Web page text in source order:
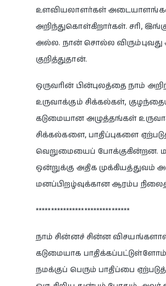
உளவியலாளர்கள்
அறிந்துகொள்கிறார்கள். சரி,
அல்ல. நான் சொல்ல
குறித்துதான்.
ஒருவரின் பின்புலத்தை நாம்
உருவாக்கும் சிக்கல்கள்,
கடுமையான அழுத்தங்கள்
சிக்கல்களை, பாதிப்புகளை
வெறுமையைப் போக்குகின்றன.
ஒன்றுக்கு அதிக முக்கியத்துவம்
மனப்பிறழ்வுக்கான ஆரம்ப
*******************************
நாம் சின்னச் சின்ன விசயங்களால்
கடுமையாக
நமக்குப் பெரும் பாதிப்பை